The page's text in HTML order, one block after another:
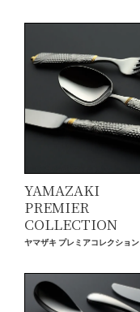
YAMAZAKI
PREMIER
COLLECTION
ヤマザキ プレミアコレクション